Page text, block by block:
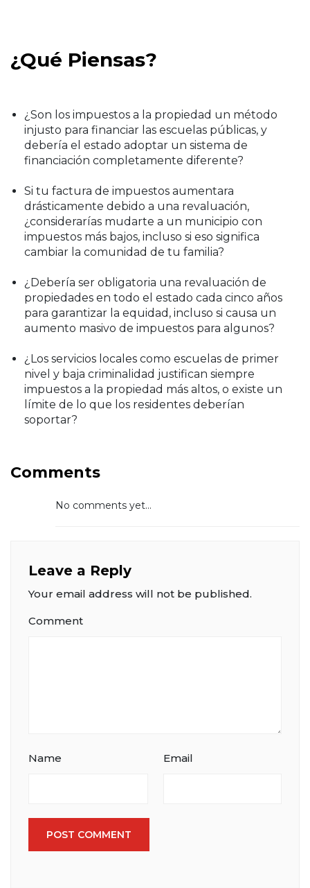
¿Qué Piensas?
¿Son los impuestos a la propiedad un método
injusto para financiar las escuelas públicas, y
debería el estado adoptar un sistema de
financiación completamente diferente?
Si tu factura de impuestos aumentara
drásticamente debido a una revaluación,
¿considerarías mudarte a un municipio con
impuestos más bajos, incluso si eso significa
cambiar la comunidad de tu familia?
¿Debería ser obligatoria una revaluación de
propiedades en todo el estado cada cinco años
para garantizar la equidad, incluso si causa un
aumento masivo de impuestos para algunos?
¿Los servicios locales como escuelas de primer
nivel y baja criminalidad justifican siempre
impuestos a la propiedad más altos, o existe un
límite de lo que los residentes deberían
soportar?
Comments
No comments yet...
Leave a Reply
Your email address will not be published.
Comment
Name Email
POST COMMENT